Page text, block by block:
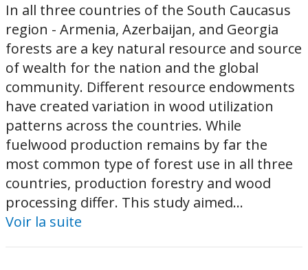
In all three countries of the South Caucasus
region - Armenia, Azerbaijan, and Georgia
forests are a key natural resource and source
of wealth for the nation and the global
community. Different resource endowments
have created variation in wood utilization
patterns across the countries. While
fuelwood production remains by far the
most common type of forest use in all three
countries, production forestry and wood
processing differ. This study aimed...
Voir la suite